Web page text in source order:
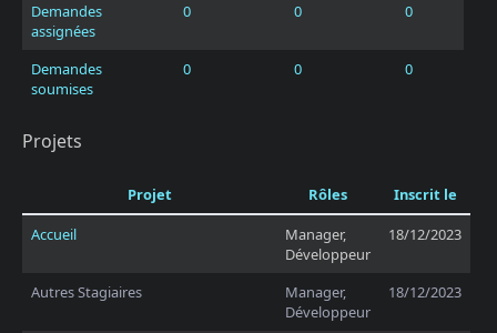
Demandes
assignées
0 0 0
Demandes
soumises
0 0 0
Projets
Projet Rôles
Inscrit le
Accueil
Manager,
Développeur
18/12/2023
Autres Stagiaires
Manager,
Développeur
18/12/2023